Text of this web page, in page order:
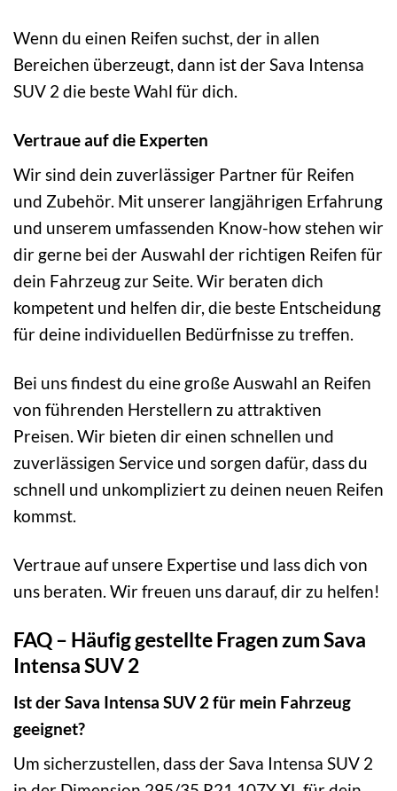
Wenn du einen Reifen suchst, der in allen
Bereichen überzeugt, dann ist der Sava Intensa
SUV 2 die beste Wahl für dich.
Vertraue auf die Experten
Wir sind dein zuverlässiger Partner für Reifen
und Zubehör. Mit unserer langjährigen Erfahrung
und unserem umfassenden Know-how stehen wir
dir gerne bei der Auswahl der richtigen Reifen für
dein Fahrzeug zur Seite. Wir beraten dich
kompetent und helfen dir, die beste Entscheidung
für deine individuellen Bedürfnisse zu treffen.
Bei uns findest du eine große Auswahl an Reifen
von führenden Herstellern zu attraktiven
Preisen. Wir bieten dir einen schnellen und
zuverlässigen Service und sorgen dafür, dass du
schnell und unkompliziert zu deinen neuen Reifen
kommst.
Vertraue auf unsere Expertise und lass dich von
uns beraten. Wir freuen uns darauf, dir zu helfen!
FAQ – Häufig gestellte Fragen zum Sava
Intensa SUV 2
Ist der Sava Intensa SUV 2 für mein Fahrzeug
geeignet?
Um sicherzustellen, dass der Sava Intensa SUV 2